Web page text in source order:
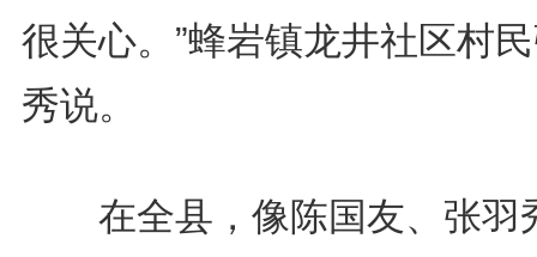
很关心。”蜂岩镇龙井社区村
秀说。
在全县，像陈国友、张羽